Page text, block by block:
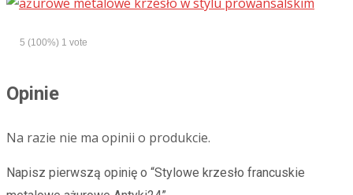
5 (100%) 1 vote
Opinie
Na razie nie ma opinii o produkcie.
Napisz pierwszą opinię o “Stylowe krzesło francuskie